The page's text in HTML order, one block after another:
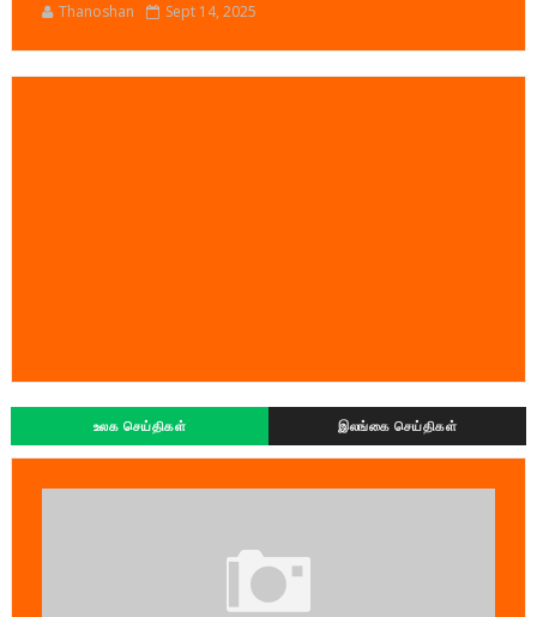
Thanoshan Sept 14, 2025
உலக செய்திகள் இலங்கை செய்திகள்